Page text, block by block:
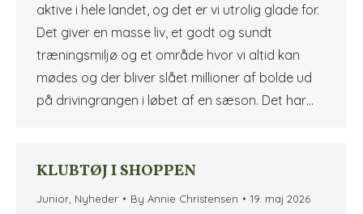
aktive i hele landet, og det er vi utrolig glade for.
Det giver en masse liv, et godt og sundt
træningsmiljø og et område hvor vi altid kan
mødes og der bliver slået millioner af bolde ud
på drivingrangen i løbet af en sæson. Det har…
KLUBTØJ I SHOPPEN
Junior Nyheder By Annie Christensen 19. maj 2026